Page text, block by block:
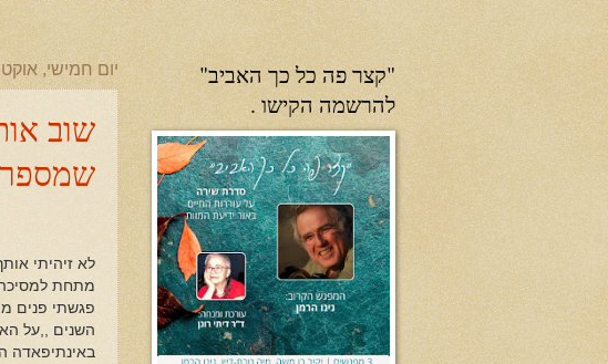
יום חמישי, אוקטובר
שוב
שמספר
לא זיהיתי
מתחת למסיכה
השנים ,,על
באינתיפאדה
"קצר פה כל כך האביב"
להרשמה הקישו .